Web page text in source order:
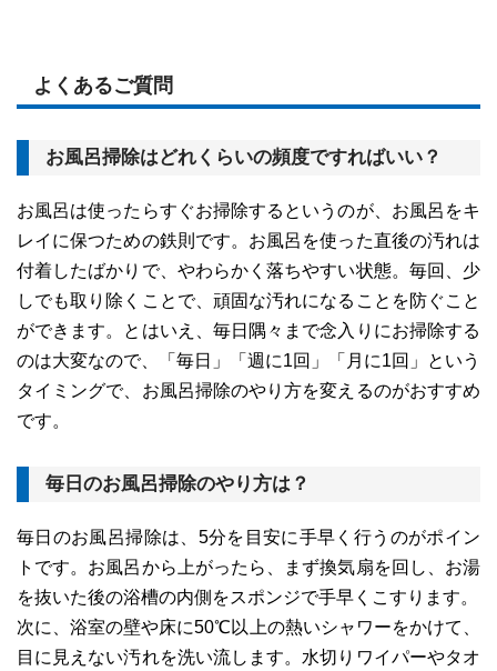
よくあるご質問
お風呂掃除はどれくらいの頻度ですればいい？
お風呂は使ったらすぐお掃除するというのが、お風呂をキ
レイに保つための鉄則です。お風呂を使った直後の汚れは
付着したばかりで、やわらかく落ちやすい状態。毎回、少
しでも取り除くことで、頑固な汚れになることを防ぐこと
ができます。とはいえ、毎日隅々まで念入りにお掃除する
のは大変なので、「毎日」「週に1回」「月に1回」という
タイミングで、お風呂掃除のやり方を変えるのがおすすめ
です。
毎日のお風呂掃除のやり方は？
毎日のお風呂掃除は、5分を目安に手早く行うのがポイン
トです。お風呂から上がったら、まず換気扇を回し、お湯
を抜いた後の浴槽の内側をスポンジで手早くこすります。
次に、浴室の壁や床に50℃以上の熱いシャワーをかけて、
目に見えない汚れを洗い流します。水切りワイパーやタオ